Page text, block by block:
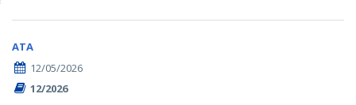
ATA
12/05/2026
12/2026